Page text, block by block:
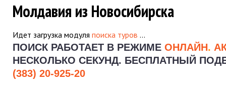
Молдавия из Новосибирска
Идет загрузка модуля поиска туров …
ПОИСК РАБОТАЕТ В РЕЖИМЕ ОНЛАЙН.
НЕСКОЛЬКО СЕКУНД. БЕСПЛАТНЫЙ
(383) 20-925-20